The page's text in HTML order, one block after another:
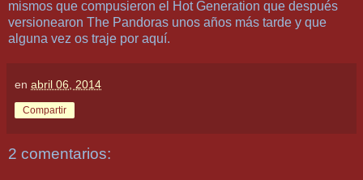
mismos que compusieron el Hot Generation que después
versionearon The Pandoras unos años más tarde y que
alguna vez os traje por aquí.
en abril 06, 2014
Compartir
2 comentarios: